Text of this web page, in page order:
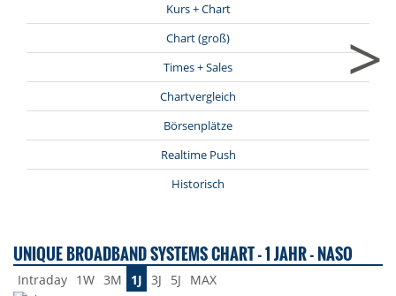
Kurs + Chart
Chart (groß)
Times + Sales
Chartvergleich
Börsenplätze
Realtime Push
Historisch
>
UNIQUE BROADBAND SYSTEMS CHART - 1 JAHR - NASO
Intraday 1W 3M 1J 3J 5J MAX